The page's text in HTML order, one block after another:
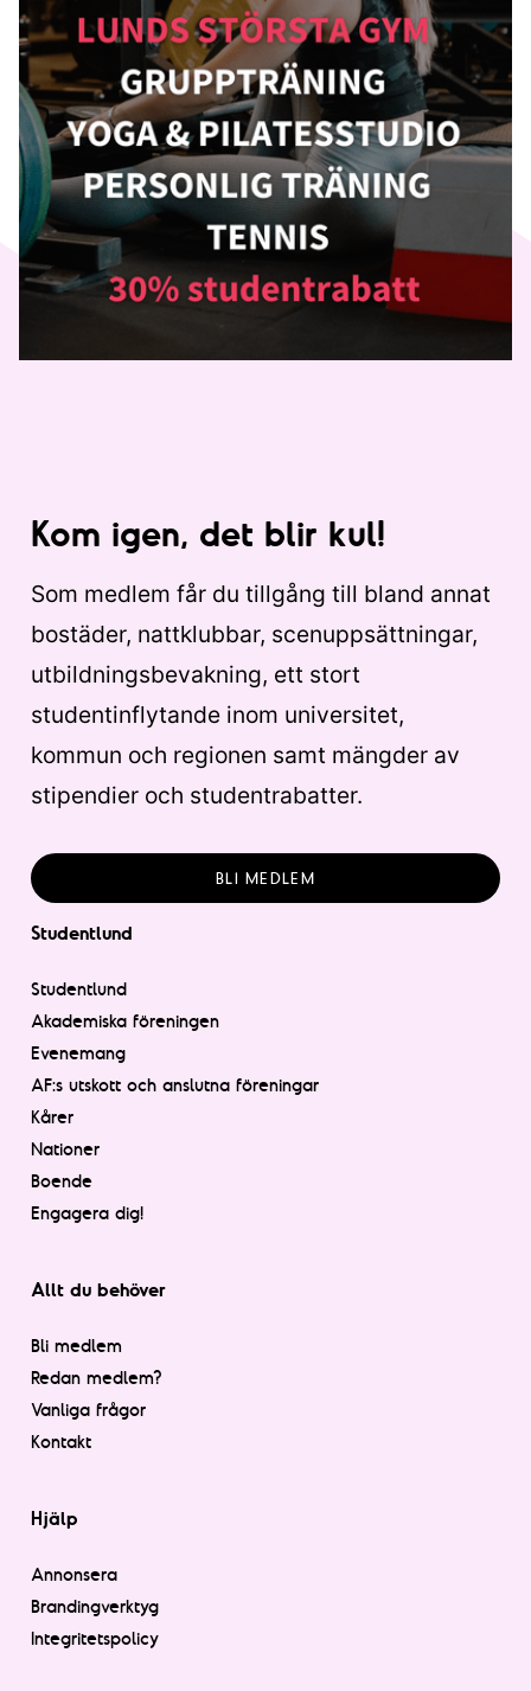
Kom igen, det blir kul!
Som medlem får du tillgång till bland annat
bostäder, nattklubbar, scenuppsättningar,
utbildningsbevakning, ett stort
studentinflytande inom universitet,
kommun och regionen samt mängder av
stipendier och studentrabatter.
BLI MEDLEM
Studentlund
Studentlund
Akademiska föreningen
Evenemang
AF:s utskott och anslutna föreningar
Kårer
Nationer
Boende
Engagera dig!
Allt du behöver
Bli medlem
Redan medlem?
Vanliga frågor
Kontakt
Hjälp
Annonsera
Brandingverktyg
Integritetspolicy